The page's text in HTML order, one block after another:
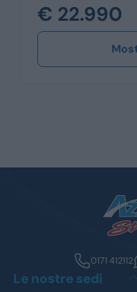
€ 22.990
0171 412112
Le nostre sedi